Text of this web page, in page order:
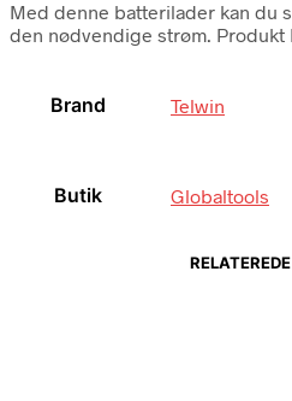
Med denne batterilader kan du
den nødvendige strøm. Produkt
Brand Telwin
Butik Globaltools